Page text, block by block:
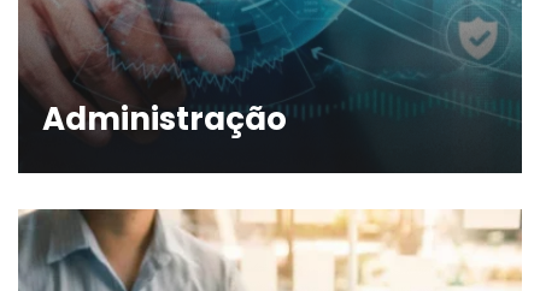
Administração